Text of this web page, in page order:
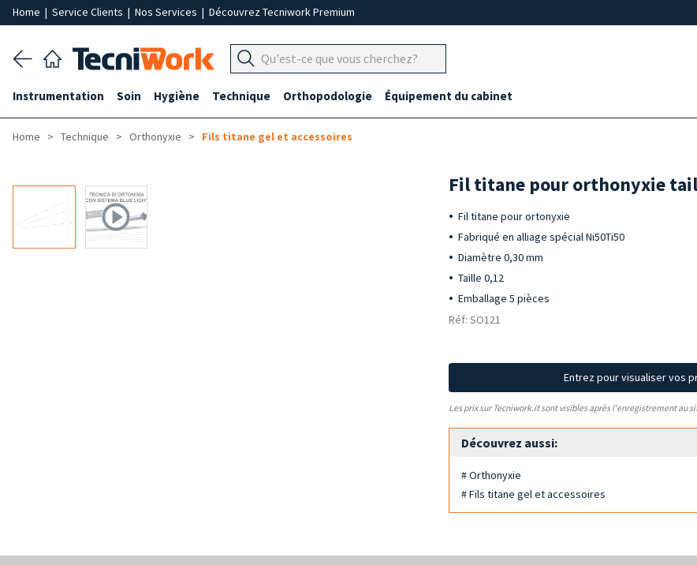
Home | Service Clients | Nos Services | Découvrez Tecniwork Premium
Instrumentation Soin Hygiène Technique Orthopodologie Équipement du cabinet
Home Technique Orthonyxie Fils titane gel et accessoires
Fil titane pour orthonyxie
Fil titane pour ortonyxie
Fabriqué en alliage spécial Ni50Ti50
Diamètre 0,30 mm
Taille 0,12
Emballage 5 pièces
Réf: SO121
Entrez pour visualiser vos
Les prix sur Tecniwork.it sont visibles après l'enregistrement au
Découvrez aussi:
# Orthonyxie
# Fils titane gel et accessoires